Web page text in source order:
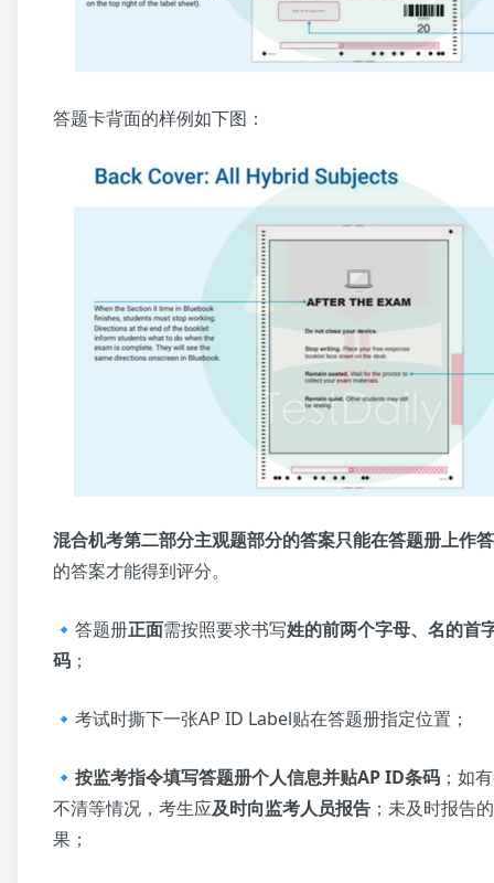
答题卡背面的样例如下图：
混合机考第二部分主观题部分的答案只能在答题册上作答
的答案才能得到评分。
🔹答题册正面需按照要求书写姓的前两个字母、名的首
码 ；
🔹考试时撕下一张AP ID Label贴在答题册指定位置；
🔹 按监考指令填写答题册个人信息并贴AP ID条码 ；如
不清等情况，考生应及时向监考人员报告 ；未及时报告
果；